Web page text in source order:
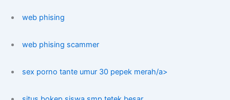
web phising
web phising scammer
sex porno tante umur 30 pepek merah/a>